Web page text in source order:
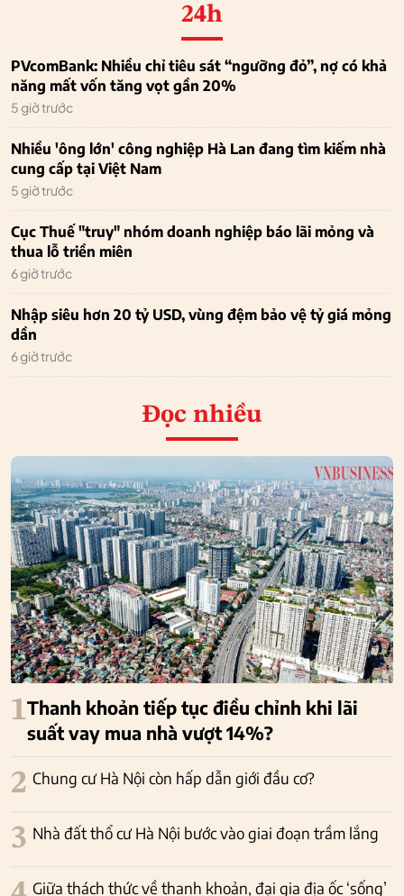
24h
PVcomBank: Nhiều chỉ tiêu sát “ngưỡng đỏ”, nợ có khả
năng mất vốn tăng vọt gần 20%
5 giờ trước
Nhiều 'ông lớn' công nghiệp Hà Lan đang tìm kiếm nhà
cung cấp tại Việt Nam
5 giờ trước
Cục Thuế "truy" nhóm doanh nghiệp báo lãi mỏng và
thua lỗ triền miên
6 giờ trước
Nhập siêu hơn 20 tỷ USD, vùng đệm bảo vệ tỷ giá mỏng
dần
6 giờ trước
Đọc nhiều
1Thanh khoản tiếp tục điều chỉnh khi lãi
suất vay mua nhà vượt 14%?
2 Chung cư Hà Nội còn hấp dẫn giới đầu cơ?
3 Nhà đất thổ cư Hà Nội bước vào giai đoạn trầm lắng
Giữa thách thức về thanh khoản, đại gia địa ốc ‘sống’